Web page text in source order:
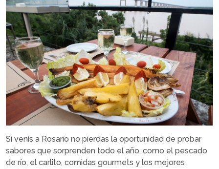
Si venís a Rosario no pierdas la oportunidad de probar
sabores que sorprenden todo el año, como el pescado
de río, el carlito, comidas gourmets y los mejores